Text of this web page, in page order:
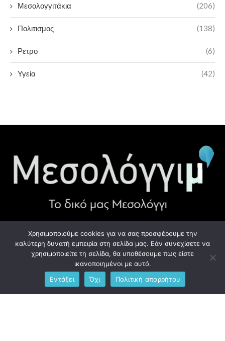
Μεσολογγιτάκια (206)
Πολιτισμος (138)
Ρετρο (6)
Υγεία (42)
ΧΡΉΣΙΜΑ LINK
Προσωπικά Δεδομένα - GDPR
Ανδρέου Λόντου 1, Μεσολόγγι 302 00
Χρησιμοποιούμε cookies για να σας προσφέρουμε την
καλύτερη δυνατή εμπειρία στη σελίδα μας. Εάν συνεχίσετε να
χρησιμοποιείτε τη σελίδα, θα υποθέσουμε πως είστε
ικανοποιημένοι με αυτό.
Εντάξει
Όχι Πολιτική απορρήτου